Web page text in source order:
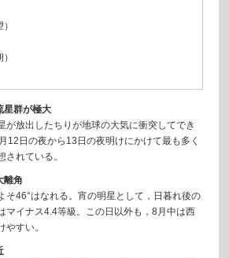
群が極大
が放出したちりが地球の大気に衝突してでき
12日の夜から13日の夜明けにかけて最も多く
れている。
離角
そ46°はなれる。宵の明星として，日暮れ後の
マイナス4.4等級。この日以外も，8月中は西
すい。